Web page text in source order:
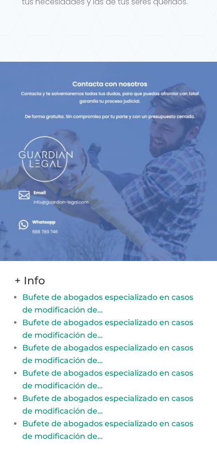
+ Info
Bufete de abogados especializado en casos
de modificación de…
Bufete de abogados especializado en casos
de modificación de…
Bufete de abogados especializado en casos
de modificación de…
Bufete de abogados especializado en casos
de modificación de…
Bufete de abogados especializado en casos
de modificación de…
Bufete de abogados especializado en casos
de modificación de…